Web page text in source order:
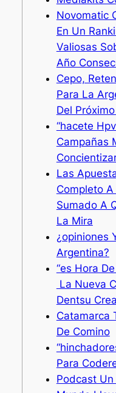
Novomatic
En Un
Valiosas
Año
Cepo,
Para La
Del
“hacete
Campañas
Las
Completo
Sumado A
La Mira
¿opiniones
Argentina?
“es Hora
La Nueva
Dentsu
Catamarca
De Comino
Para
Podcast